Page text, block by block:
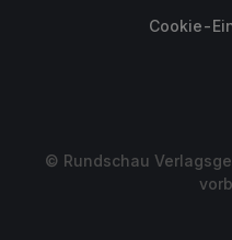
Cookie-
© Rundschau